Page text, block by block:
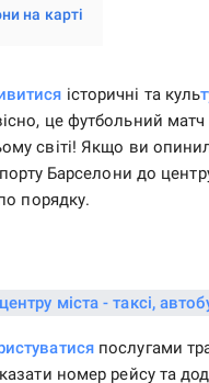
на карті
історичні та куль
​​це футбольний матч
світі! Якщо ви
Барселони до
порядку.
послугами
номер рейсу та